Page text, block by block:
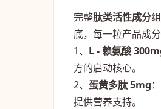
完整肽类活性成分
底，每一粒产品成
1、 L - 赖氨酸
方的启动核心。
2、 蛋黄多肽 5mg
提供营养支持。